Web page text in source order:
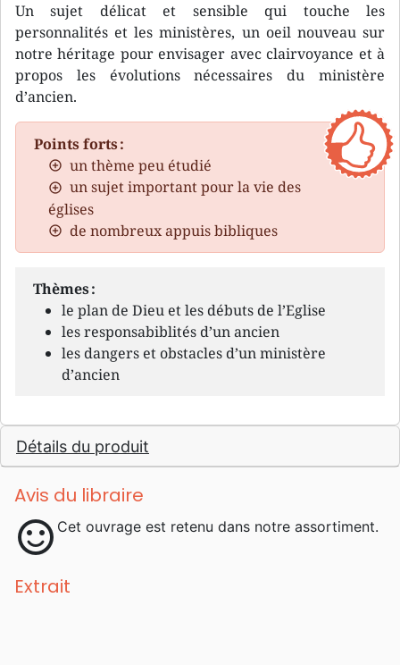
Un sujet délicat et sensible qui touche les
personnalités et les ministères, un oeil nouveau sur
notre héritage pour envisager avec clairvoyance et à
propos les évolutions nécessaires du ministère
d’ancien.
Points forts :
un thème peu étudié
un sujet important pour la vie des
églises
de nombreux appuis bibliques
Thèmes :
le plan de Dieu et les débuts de l’Eglise
les responsabiblités d’un ancien
les dangers et obstacles d’un ministère
d’ancien
Détails du produit
Avis du libraire
sentiment_satisfied Cet ouvrage est retenu dans notre assortiment.
Extrait